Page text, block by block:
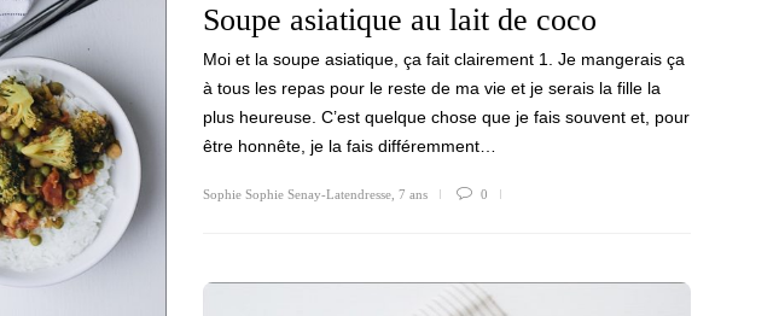
Soupe asiatique au lait de coco
Moi et la soupe asiatique, ça fait clairement 1. Je mangerais ça
à tous les repas pour le reste de ma vie et je serais la fille la
plus heureuse. C’est quelque chose que je fais souvent et, pour
être honnête, je la fais différemment…
Sophie Sophie Senay-Latendresse, 7 ans 0